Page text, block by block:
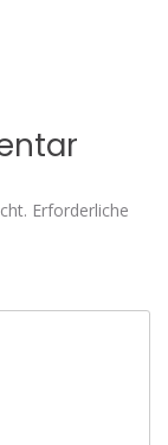
Erforderliche